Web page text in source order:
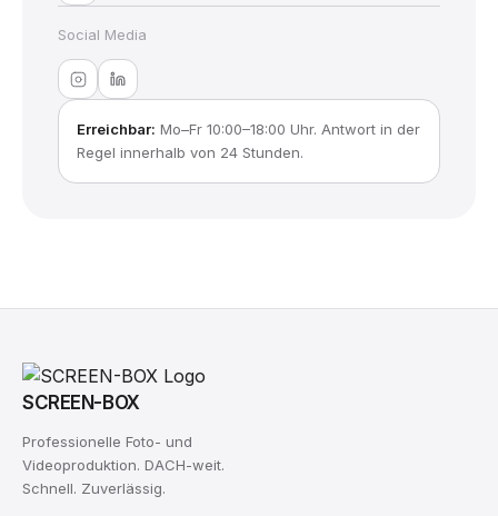
Social Media
Erreichbar: Mo–Fr 10:00–18:00 Uhr. Antwort in der
Regel innerhalb von 24 Stunden.
SCREEN-BOX
Professionelle Foto- und
Videoproduktion. DACH-weit.
Schnell. Zuverlässig.